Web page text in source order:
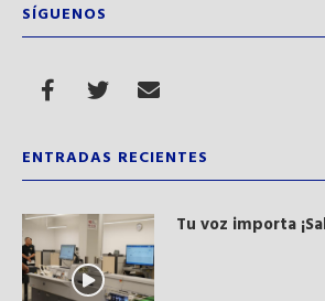
SÍGUENOS
ENTRADAS RECIENTES
Tu voz importa